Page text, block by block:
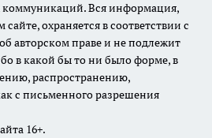
коммуникаций. Вся информация,
охраняется в соответствии с
авторском праве и не подлежит
в какой бы то ни было форме, в
распространению,
с письменного разрешения
16+.